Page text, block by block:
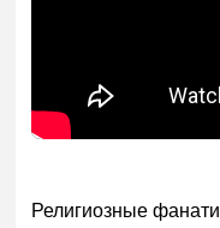
Религиозные